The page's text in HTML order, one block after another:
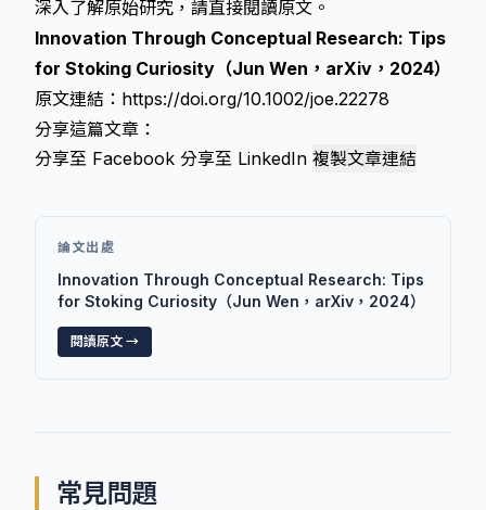
深入了解原始研究，請直接閱讀原文。
Innovation Through Conceptual Research: Tips
for Stoking Curiosity（Jun Wen，arXiv，2024）
原文連結： https://doi.org/10.1002/joe.22278
分享這篇文章：
分享至 Facebook 分享至 LinkedIn 複製文章連結
論文出處
Innovation Through Conceptual Research: Tips
for Stoking Curiosity（Jun Wen，arXiv，2024）
閱讀原文 →
常見問題